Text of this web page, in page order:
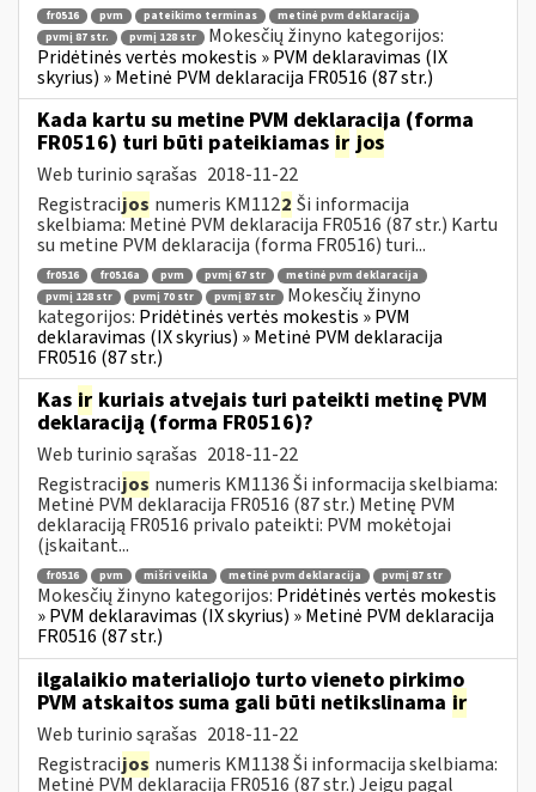
fr0516 pvm pateikimo terminas
metinė pvm deklaracija
pvmį 87 str.
pvmį 128 str
Mokesčių žinyno kategorijos:
Pridėtinės vertės mokestis » PVM deklaravimas (IX
skyrius) » Metinė PVM deklaracija FR0516 (87 str.)
Kada kartu su metine PVM deklaracija (forma
FR0516) turi būti pateikiamas ir jos
Web turinio sąrašas 2018-11-22
Registracijos numeris KM1122 Ši informacija
skelbiama: Metinė PVM deklaracija FR0516 (87 str.) Kartu
su metine PVM deklaracija (forma FR0516) turi...
fr0516 fr0516a pvm pvmį 67 str
metinė pvm deklaracija
pvmį 128 str
pvmį 70 str pvmį 87 str
Mokesčių žinyno
kategorijos: Pridėtinės vertės mokestis » PVM
deklaravimas (IX skyrius) » Metinė PVM deklaracija
FR0516 (87 str.)
Kas ir kuriais atvejais turi pateikti metinę PVM
deklaraciją (forma FR0516)?
Web turinio sąrašas 2018-11-22
Registracijos numeris KM1136 Ši informacija skelbiama:
Metinė PVM deklaracija FR0516 (87 str.) Metinę PVM
deklaraciją FR0516 privalo pateikti: PVM mokėtojai
(įskaitant...
fr0516 pvm mišri veikla metinė pvm deklaracija pvmį 87 str
Mokesčių žinyno kategorijos: Pridėtinės vertės mokestis
» PVM deklaravimas (IX skyrius) » Metinė PVM deklaracija
FR0516 (87 str.)
ilgalaikio materialiojo turto vieneto pirkimo
PVM atskaitos suma gali būti netikslinama ir
Web turinio sąrašas 2018-11-22
Registracijos numeris KM1138 Ši informacija skelbiama:
Metinė PVM deklaracija FR0516 (87 str.) Jeigu pagal